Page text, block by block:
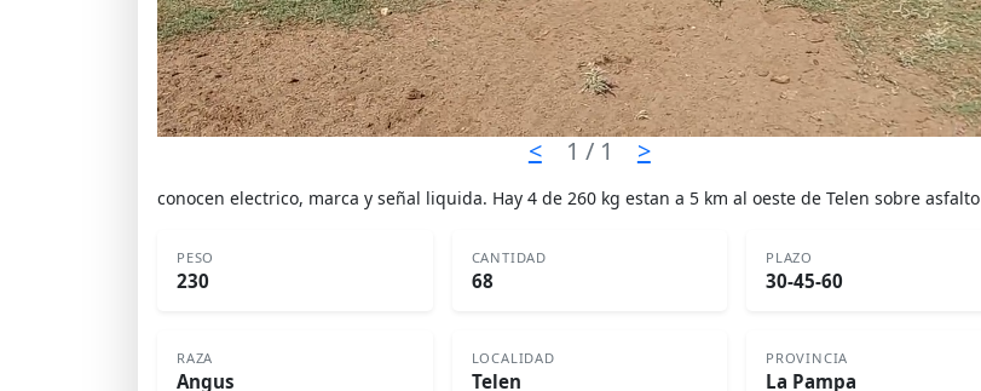
< 1 / 1 >
conocen electrico, marca y señal liquida. Hay 4 de 260 kg estan a 5 km al oeste de Telen sobre asfalto
PESO
230
CANTIDAD
68
PLAZO
30-45-60
RAZA
Angus
LOCALIDAD
Telen
PROVINCIA
La Pampa